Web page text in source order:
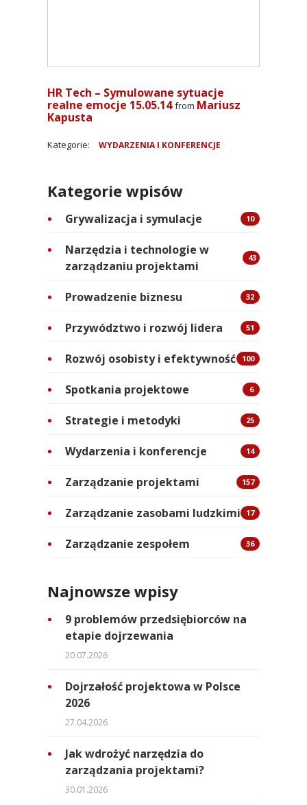
HR Tech – Symulowane sytuacje
realne emocje 15.05.14 from Mariusz
Kapusta
Kategorie: WYDARZENIA I KONFERENCJE
Kategorie wpisów
Grywalizacja i symulacje 10
Narzędzia i technologie w
zarządzaniu projektami
43
Prowadzenie biznesu 32
Przywództwo i rozwój lidera 51
Rozwój osobisty i efektywność 100
Spotkania projektowe 6
Strategie i metodyki 25
Wydarzenia i konferencje 14
Zarządzanie projektami 157
Zarządzanie zasobami ludzkimi 17
Zarządzanie zespołem 36
Najnowsze wpisy
9 problemów przedsiębiorców na
etapie dojrzewania
20.07.2026
Dojrzałość projektowa w Polsce
2026
27.04.2026
Jak wdrożyć narzędzia do
zarządzania projektami?
30.01.2026